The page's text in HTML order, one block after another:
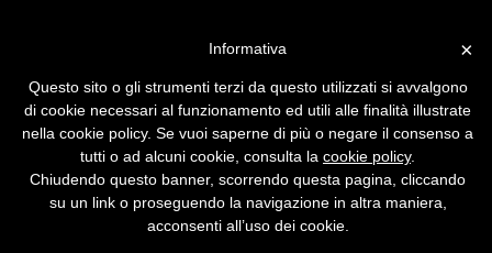
intellettuale
Un workshop su contenuti digitali e proprietà
intellettuale.
×
Informativa
Questo sito o gli strumenti terzi da questo utilizzati si avvalgono
di cookie necessari al funzionamento ed utili alle finalità illustrate
nella cookie policy. Se vuoi saperne di più o negare il consenso a
tutti o ad alcuni cookie, consulta la cookie policy.
Chiudendo questo banner, scorrendo questa pagina, cliccando
su un link o proseguendo la navigazione in altra maniera,
acconsenti all’uso dei cookie.